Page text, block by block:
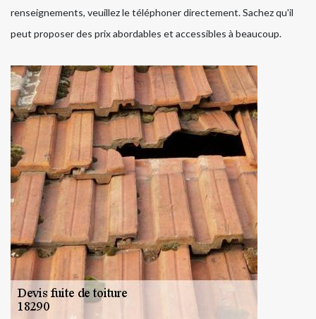
renseignements, veuillez le téléphoner directement. Sachez qu'il
peut proposer des prix abordables et accessibles à beaucoup.